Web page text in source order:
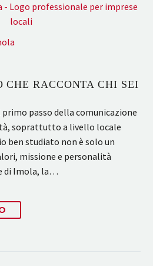
CHE RACCONTA CHI SEI
passo della comunicazione
soprattutto a livello locale
ben studiato non è solo un
missione e personalità
di Imola, la…